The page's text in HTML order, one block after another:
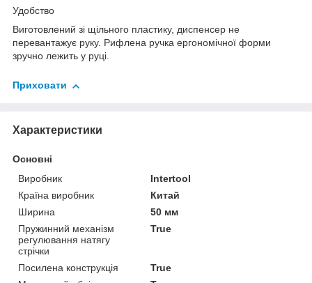
Удобство
Виготовлений зі щільного пластику, диспенсер не
перевантажує руку. Рифлена ручка ергономічної форми
зручно лежить у руці.
Приховати
Характеристики
Основні
Виробник
Intertool
Країна виробник
Китай
Ширина
50 мм
Пружинний механізм
регулювання натягу
стрічки
True
Посилена конструкція
True